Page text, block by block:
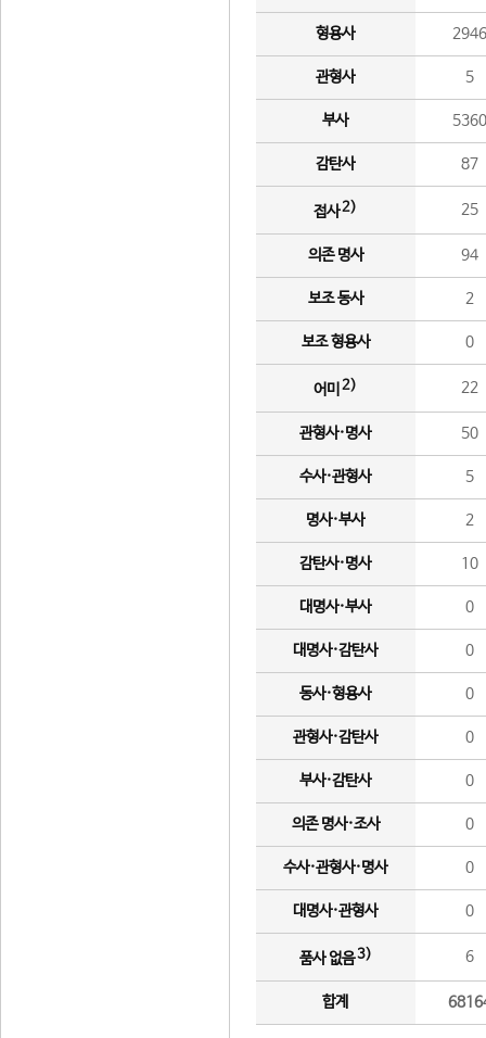
형용사 2946
관형사 5
부사 5360
감탄사 87
접사2) 25
의존 명사 94
보조 동사 2
보조 형용사 0
어미 2) 22
관형사·명사 50
수사·관형사 5
명사·부사 2
감탄사·명사 10
대명사·부사 0
대명사·감탄사 0
동사·형용사 0
관형사·감탄사 0
부사·감탄사 0
의존 명사·조사 0
수사·관형사·명사 0
대명사·관형사 0
품사 없음3) 6
합계